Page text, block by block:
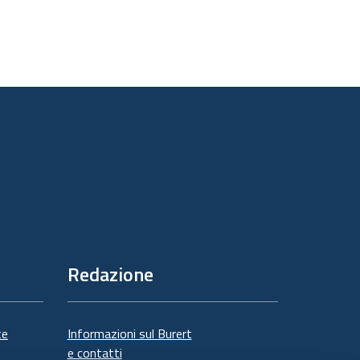
Redazione
Informazioni sul Burert
e contatti